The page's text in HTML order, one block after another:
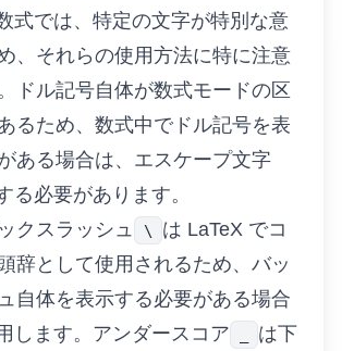
式では、特定の文字が特別な意
、それらの使用方法に特に注意
ドル記号自体が数式モードの区
るため、数式中でドル記号を表
ある場合は、エスケープ文字
る必要があります。
クスラッシュ
\
は LaTeX でコ
辞として使用されるため、バッ
自体を表示する必要がある場合
します。アンダースコア
は下